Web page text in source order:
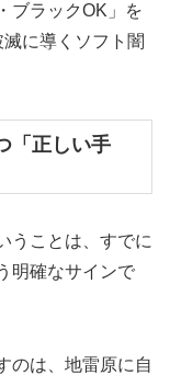
ブラックOK」を
に導くソフト闇
「正しい手
うことは、すでに
明確なサインで
のは、地雷原に自